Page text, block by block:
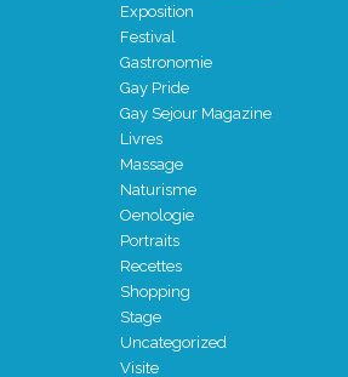
Exposition
Festival
Gastronomie
Gay Pride
Gay Sejour Magazine
Livres
Massage
Naturisme
Oenologie
Portraits
Recettes
Shopping
Stage
Uncategorized
Visite